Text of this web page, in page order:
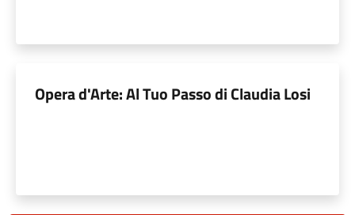
Opera d'Arte: Al Tuo Passo di Claudia Losi